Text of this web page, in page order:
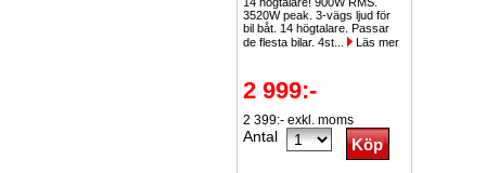
3520W peak. 3-vägs ljud för
bil båt. 14 högtalare. Passar
de flesta bilar. 4st...
Läs mer
2 999:-
2 399:- exkl. moms
Antal